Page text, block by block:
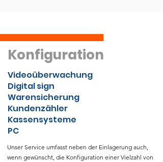
Konfiguration
Videoüberwachung
Digital sign
Warensicherung
Kundenzähler
Kassensysteme
PC
Unser Service umfasst neben der Einlagerung auch,
wenn gewünscht, die Konfiguration einer Vielzahl von